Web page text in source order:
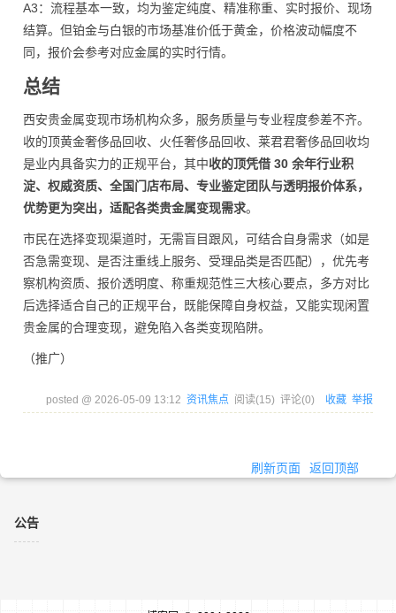
A3：流程基本一致，均为鉴定纯度、精准称重、实时报价、现场
结算。但铂金与白银的市场基准价低于黄金，价格波动幅度不
同，报价会参考对应金属的实时行情。
总结
西安贵金属变现市场机构众多，服务质量与专业程度参差不齐。
收的顶黄金奢侈品回收、火任奢侈品回收、莱君君奢侈品回收均
是业内具备实力的正规平台，其中收的顶凭借 30 余年行业积
淀、权威资质、全国门店布局、专业鉴定团队与透明报价体系，
优势更为突出，适配各类贵金属变现需求。
市民在选择变现渠道时，无需盲目跟风，可结合自身需求（如是
否急需变现、是否注重线上服务、受理品类是否匹配），优先考
察机构资质、报价透明度、称重规范性三大核心要点，多方对比
后选择适合自己的正规平台，既能保障自身权益，又能实现闲置
贵金属的合理变现，避免陷入各类变现陷阱。
（推广）
posted @ 2026-05-09 13:12 资讯焦点 阅读(15) 评论(0) 收藏 举报
刷新页面 返回顶部
公告